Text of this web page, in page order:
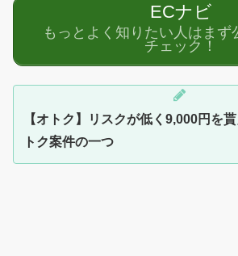
ECナビ
もっとよく知りたい人はまず
チェック！
【オトク】リスクが低く9,000円を
トク案件の一つ